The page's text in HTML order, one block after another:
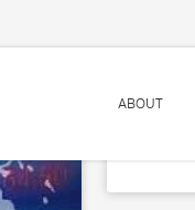
ABOUT